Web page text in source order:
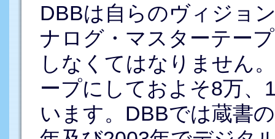
DBBは自らのヴィジョ
ナログ・マスターテー
しなくてはなりません
ープにしておよそ8万
います。DBBでは蔵書